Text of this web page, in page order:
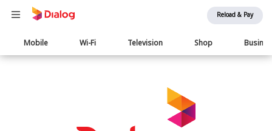
Reload & Pay
Main
navigation
Mobile Wi-Fi Television Shop